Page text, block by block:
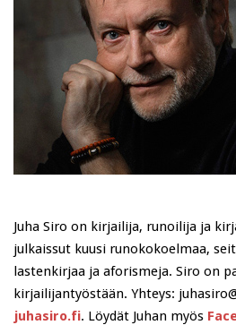
Juha Siro on kirjailija, runoilija ja
julkaissut kuusi runokokoelmaa,
lastenkirjaa ja aforismeja. Siro on
kirjailijantyöstään. Yhteys:
juhasiro.fi. Löydät Juhan myös